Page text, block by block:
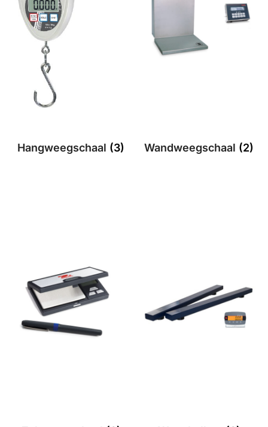
Hangweegschaal (3) Wandweegschaal (2)